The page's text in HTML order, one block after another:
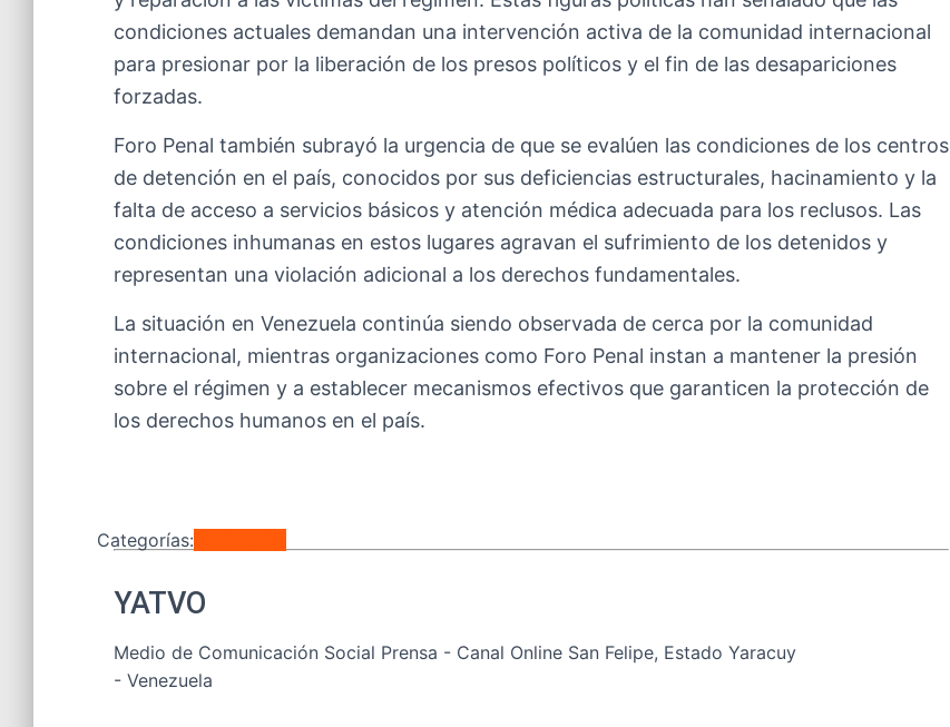
condiciones actuales demandan una intervención activa de la comunidad internacional
para presionar por la liberación de los presos políticos y el fin de las desapariciones
forzadas.
Foro Penal también subrayó la urgencia de que se evalúen las condiciones de los centros
de detención en el país, conocidos por sus deficiencias estructurales, hacinamiento y la
falta de acceso a servicios básicos y atención médica adecuada para los reclusos. Las
condiciones inhumanas en estos lugares agravan el sufrimiento de los detenidos y
representan una violación adicional a los derechos fundamentales.
La situación en Venezuela continúa siendo observada de cerca por la comunidad
internacional, mientras organizaciones como Foro Penal instan a mantener la presión
sobre el régimen y a establecer mecanismos efectivos que garanticen la protección de
los derechos humanos en el país.
Categorías:
YATVO
Medio de Comunicación Social Prensa - Canal Online San Felipe, Estado Yaracuy
- Venezuela